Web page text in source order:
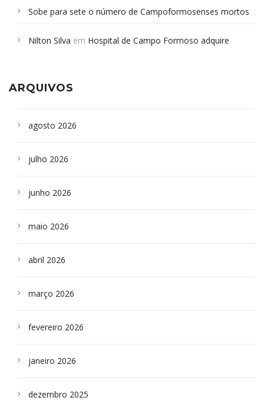
Sobe para sete o número de Campoformosenses mortos
Campoformosenses que morreram em desabamentos são
Nilton Silva em Hospital de Campo Formoso adquire
ARQUIVOS
agosto 2026
julho 2026
junho 2026
maio 2026
abril 2026
março 2026
fevereiro 2026
janeiro 2026
dezembro 2025